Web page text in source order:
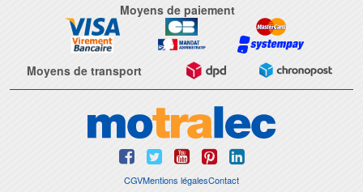
Moyens de paiement
Moyens de transport
CGVMentions légalesContact